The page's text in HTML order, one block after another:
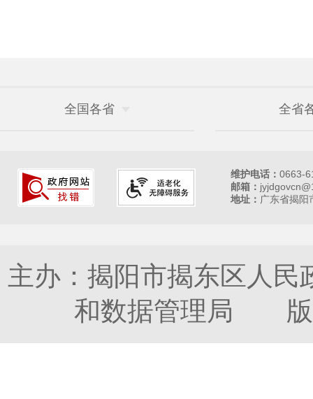
全国各省 全省
维护电话： 0663-
邮箱：
地址： 广东省揭阳
主办：揭阳市揭东区人
和数据管理局 版